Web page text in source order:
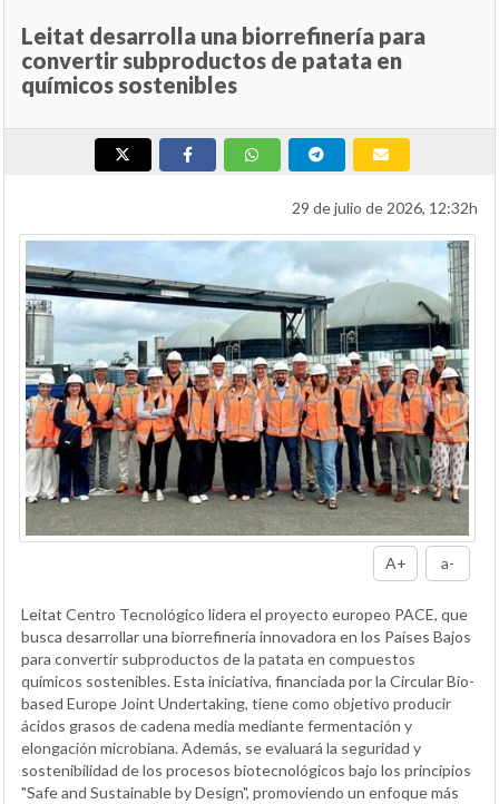
Leitat desarrolla una biorrefinería para
convertir subproductos de patata en
químicos sostenibles
29 de julio de 2026, 12:32h
A+ a-
Leitat Centro Tecnológico lidera el proyecto europeo PACE, que
busca desarrollar una biorrefinería innovadora en los Países Bajos
para convertir subproductos de la patata en compuestos
químicos sostenibles. Esta iniciativa, financiada por la Circular Bio-
based Europe Joint Undertaking, tiene como objetivo producir
ácidos grasos de cadena media mediante fermentación y
elongación microbiana. Además, se evaluará la seguridad y
sostenibilidad de los procesos biotecnológicos bajo los principios
"Safe and Sustainable by Design", promoviendo un enfoque más